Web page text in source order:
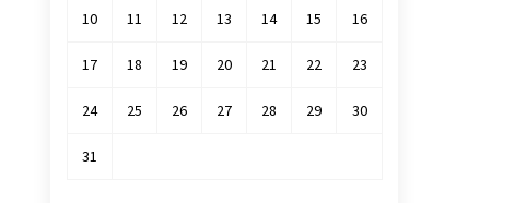
10 11 12 13 14 15 16
17 18 19 20 21 22 23
24 25 26 27 28 29 30
31